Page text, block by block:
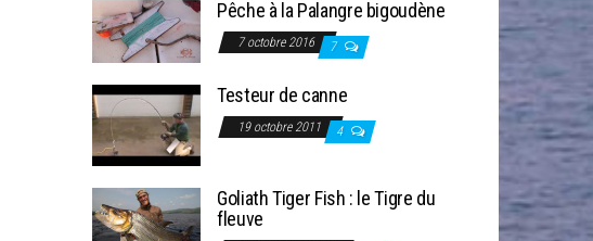
Pêche à la Palangre bigoudène
7 octobre 2016 7
Testeur de canne
19 octobre 2011 4
Goliath Tiger Fish : le Tigre du
fleuve